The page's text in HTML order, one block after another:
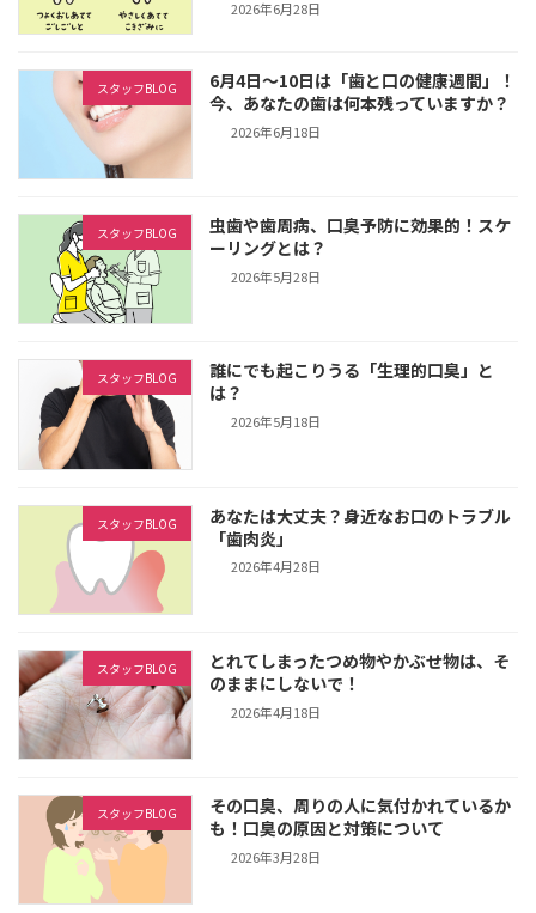
2026年6月28日
スタッフBLOG
6月4日～10日は「歯と口の健康週間」！
今、あなたの歯は何本残っていますか？
2026年6月18日
スタッフBLOG
虫歯や歯周病、口臭予防に効果的！スケ
ーリングとは？
2026年5月28日
スタッフBLOG
誰にでも起こりうる「生理的口臭」と
は？
2026年5月18日
スタッフBLOG
あなたは大丈夫？身近なお口のトラブル
「歯肉炎」
2026年4月28日
スタッフBLOG
とれてしまったつめ物やかぶせ物は、そ
のままにしないで！
2026年4月18日
スタッフBLOG
その口臭、周りの人に気付かれているか
も！口臭の原因と対策について
2026年3月28日